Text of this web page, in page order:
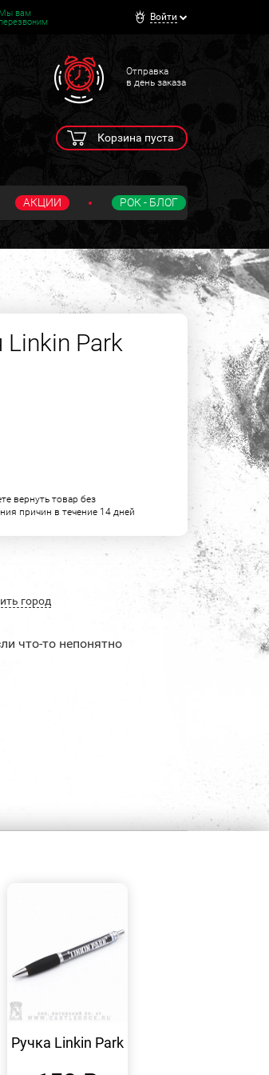
Мы вам
перезвоним
Войти
Отправка
в день заказа
Корзина пуста
АКЦИИ РОК - БЛОГ
Park
вернуть товар без
причин в течение 14 дней
город
что-то непонятно
ПРОСМОТР
Ручка Linkin Park